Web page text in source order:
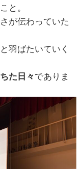
と。
が伝わっていた
羽ばたいていく
た日々でありま